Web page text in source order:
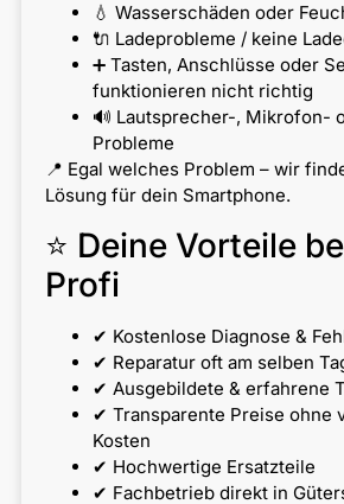
💧 Wasserschäden oder
🔌 Ladeprobleme / keine
➕ Tasten, Anschlüsse oder
funktionieren nicht richtig
🔊 Lautsprecher-, Mikrofon-
Probleme
📍 Egal welches Problem – wir
Lösung für dein Smartphone.
⭐ Deine Vorteile
Profi
✔ Kostenlose Diagnose &
✔ Reparatur oft am selben
✔ Ausgebildete & erfahrene
✔ Transparente Preise ohne
Kosten
✔ Hochwertige Ersatzteile
✔ Fachbetrieb direkt in